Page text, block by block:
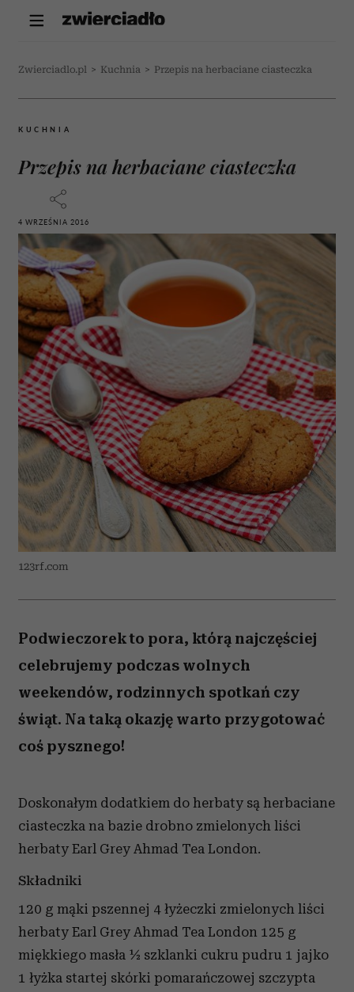
Zwierciadlo.pl > Kuchnia > Przepis na herbaciane ciasteczka
KUCHNIA
Przepis na herbaciane ciasteczka
4 WRZEŚNIA 2016
123rf.com
Podwieczorek to pora, którą najczęściej
celebrujemy podczas wolnych
weekendów, rodzinnych spotkań czy
świąt. Na taką okazję warto przygotować
coś pysznego!
Doskonałym dodatkiem do herbaty są herbaciane
ciasteczka na bazie drobno zmielonych liści
herbaty Earl Grey Ahmad Tea London.
Składniki
120 g mąki pszennej 4 łyżeczki zmielonych liści
herbaty Earl Grey Ahmad Tea London 125 g
miękkiego masła ½ szklanki cukru pudru 1 jajko
1 łyżka startej skórki pomarańczowej szczypta